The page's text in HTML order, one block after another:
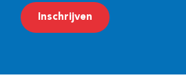
a
Inschrijven